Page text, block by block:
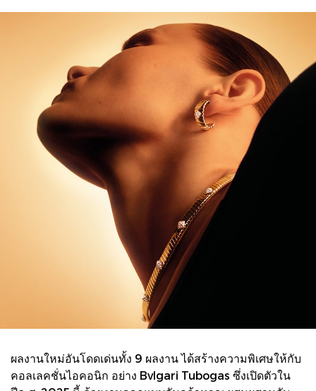
ผลงานใหม่อันโดดเด่นทั้ง 9 ผลงาน ได้สร้างความพิเศษให้กับ
คอลเลคชั่นไอคอนิก อย่าง Bvlgari Tubogas ซึ่งเปิดตัวใน